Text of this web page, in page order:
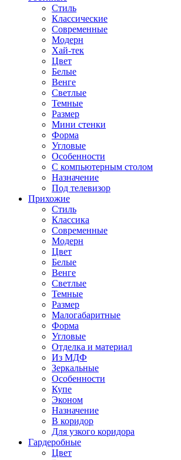
Стиль
Классические
Современные
Модерн
Хай-тек
Цвет
Белые
Венге
Светлые
Темные
Размер
Мини стенки
Форма
Угловые
Особенности
С компьютерным столом
Назначение
Под телевизор
Прихожие
Стиль
Классика
Современные
Модерн
Цвет
Белые
Венге
Светлые
Темные
Размер
Малогабаритные
Форма
Угловые
Отделка и материал
Из МДФ
Зеркальные
Особенности
Купе
Эконом
Назначение
В коридор
Для узкого коридора
Гардеробные
Цвет